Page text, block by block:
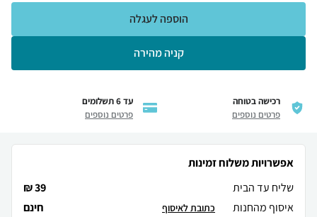
קניה מהירה
הוספה לעגלה
רכישה בטוחה
פרטים נוספים
עד 6 תשלומים
פרטים נוספים
אפשרויות משלוח זמינות
שליח עד הבית
39 ₪
איסוף מהחנות
חינם כתובת לאיסוף